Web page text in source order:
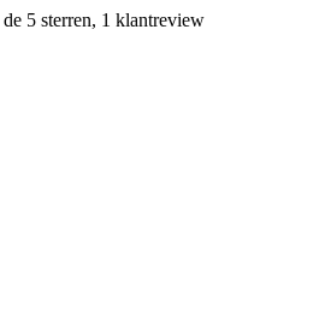
5 sterren, 1 klantreview